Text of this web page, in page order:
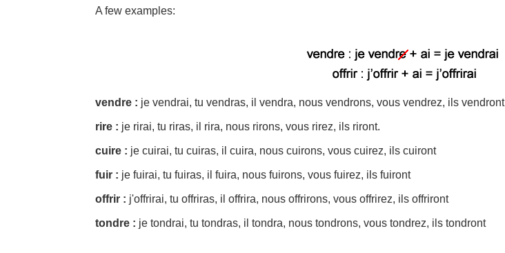
A few examples:
vendre : je vendrai, tu vendras, il vendra, nous vendrons, vous vendrez, ils vendront
rire : je rirai, tu riras, il rira, nous rirons, vous rirez, ils riront.
cuire : je cuirai, tu cuiras, il cuira, nous cuirons, vous cuirez, ils cuiront
fuir : je fuirai, tu fuiras, il fuira, nous fuirons, vous fuirez, ils fuiront
offrir : j'offrirai, tu offriras, il offrira, nous offrirons, vous offrirez, ils offriront
tondre : je tondrai, tu tondras, il tondra, nous tondrons, vous tondrez, ils tondront